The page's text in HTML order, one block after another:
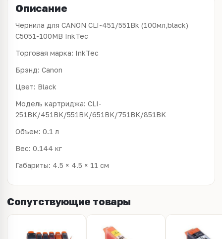
Описание
Чернила для CANON CLI-451/551Bk (100мл,black)
C5051-100MB InkTec
Торговая марка: InkTec
Брэнд: Canon
Цвет: Black
Модель картриджа: CLI-
251BK/451BK/551BK/651BK/751BK/851BK
Объем: 0.1 л
Вес: 0.144 кг
Габариты: 4.5 × 4.5 × 11 см
Сопутствующие товары